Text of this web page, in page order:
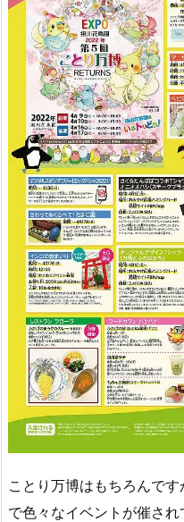
ことり万博はもちろんで
で色々なイベントが催され